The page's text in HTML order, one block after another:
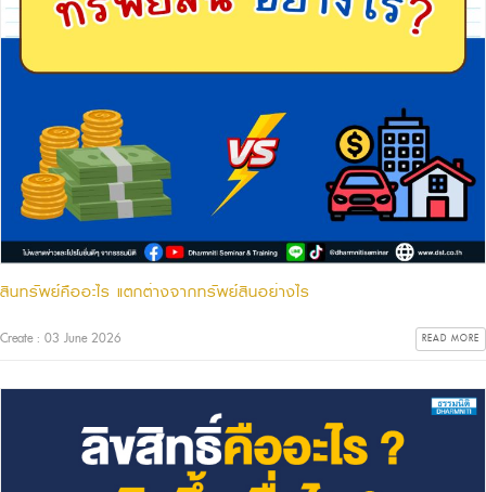
สินทรัพย์คืออะไร แตกต่างจากทรัพย์สินอย่างไร
Create : 03 June 2026 READ MORE